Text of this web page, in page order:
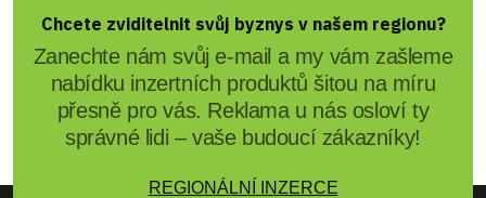
Chcete zviditelnit svůj byznys v našem regionu?
Zanechte nám svůj e-mail a my vám zašleme
nabídku inzertních produktů šitou na míru
přesně pro vás. Reklama u nás osloví ty
správné lidi – vaše budoucí zákazníky!
REGIONÁLNÍ INZERCE